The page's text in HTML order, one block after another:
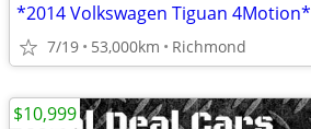
*2014 Volkswagen Tiguan 4Motion*
7/19 53,000km Richmond
$10,999